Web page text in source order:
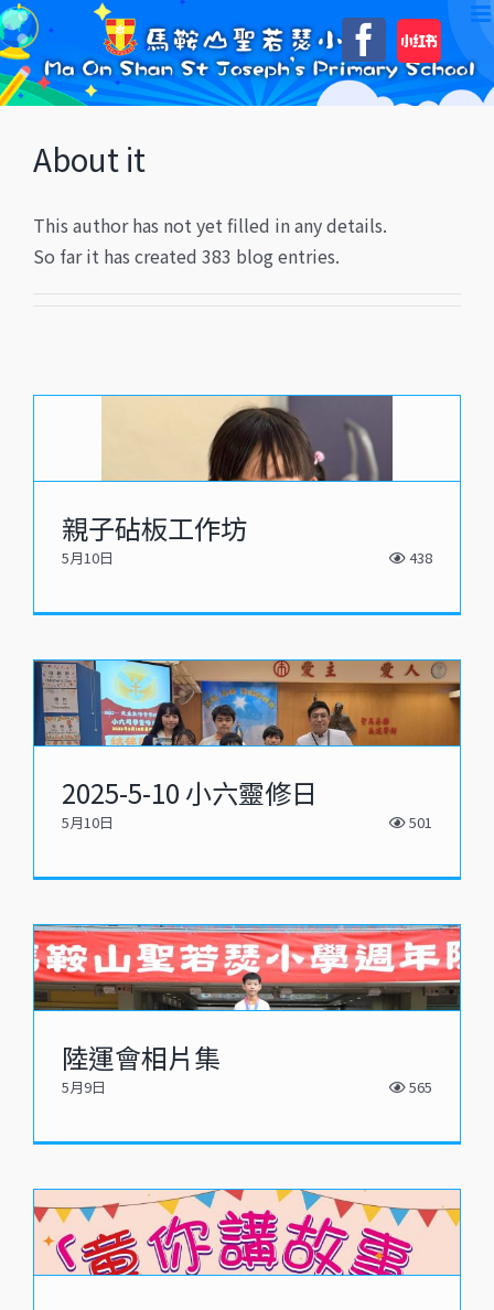
Skip
to
content
自
訂
About it
This author has not yet filled in any details.
So far it has created 383 blog entries.
親子砧板工作坊
5月10日 438
2025-5-10 小六靈修日
5月10日 501
陸運會相片集
5月9日 565